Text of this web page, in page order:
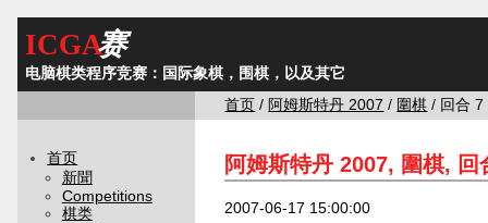
ICGA赛
电脑棋类程序竞赛：国际象棋，围棋，以及其它
首页 / 阿姆斯特丹 2007 / 圍棋 / 回合 7
首页
新聞
Competitions
棋类
阿姆斯特丹 2007, 圍棋, 回
2007-06-17 15:00:00